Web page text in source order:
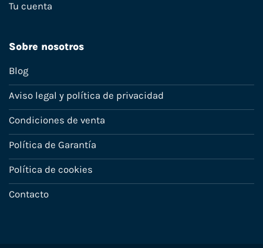
Tu cuenta
Sobre nosotros
Blog
Aviso legal y política de privacidad
Condiciones de venta
Política de Garantía
Política de cookies
Contacto